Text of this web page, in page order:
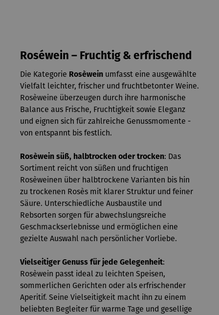
Roséwein – Fruchtig & erfrischend
Die Kategorie Rosèwein umfasst eine ausgewählte
Vielfalt leichter, frischer und fruchtbetonter Weine.
Rosèweine überzeugen durch ihre harmonische
Balance aus Frische, Fruchtigkeit sowie Eleganz
und eignen sich für zahlreiche Genussmomente -
von entspannt bis festlich.
Rosèwein süß, halbtrocken oder trocken: Das
Sortiment reicht von süßen und fruchtigen
Rosèweinen über halbtrockene Varianten bis hin
zu trockenen Rosès mit klarer Struktur und feiner
Säure. Unterschiedliche Ausbaustile und
Rebsorten sorgen für abwechslungsreiche
Geschmackserlebnisse und ermöglichen eine
gezielte Auswahl nach persönlicher Vorliebe.
Vielseitiger Genuss für jede Gelegenheit:
Rosèwein passt ideal zu leichten Speisen,
sommerlichen Gerichten oder als erfrischender
Aperitif. Seine Vielseitigkeit macht ihn zu einem
beliebten Begleiter für warme Tage und gesellige